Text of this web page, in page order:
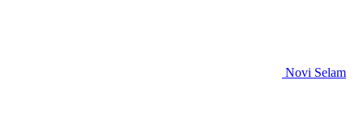
Novi Selam